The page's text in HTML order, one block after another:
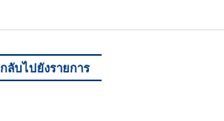
กลับไปยังรายการ